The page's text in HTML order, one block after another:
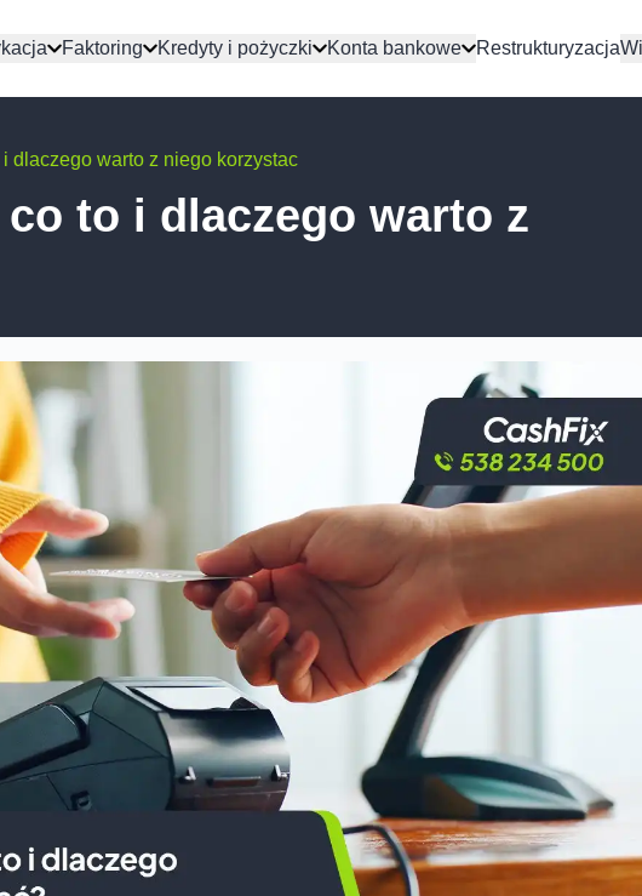
Faktoring Kredyty i pożyczki Konta bankowe Restrukturyzacja
dlaczego warto z niego korzystac
to i dlaczego warto z